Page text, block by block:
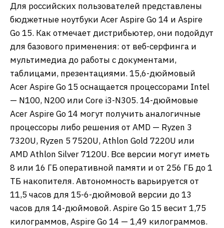
Для российских пользователей представлены
бюджетные ноутбуки Acer Aspire Go 14 и Aspire
Go 15. Как отмечает дистрибьютер, они подойдут
для базового применения: от веб-серфинга и
мультимедиа до работы с документами,
таблицами, презентациями. 15,6-дюймовый
Acer Aspire Go 15 оснащается процессорами Intel
— N100, N200 или Core i3-N305. 14-дюймовые
Acer Aspire Go 14 могут получить аналогичные
процессоры либо решения от AMD — Ryzen 3
7320U, Ryzen 5 7520U, Athlon Gold 7220U или
AMD Athlon Silver 7120U. Все версии могут иметь
8 или 16 ГБ оперативной памяти и от 256 ГБ до 1
ТБ накопителя. Автономность варьируется от
11,5 часов для 15-6-дюймовой версии до 13
часов для 14-дюймовой. Aspire Go 15 весит 1,75
килограммов, Aspire Go 14 — 1,49 килограммов.